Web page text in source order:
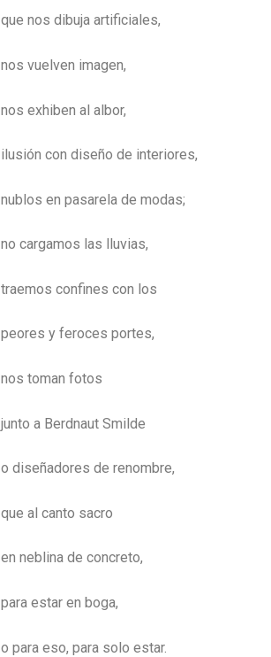
que nos dibuja artificiales,
nos vuelven imagen,
nos exhiben al albor,
ilusión con diseño de interiores,
nublos en pasarela de modas;
no cargamos las lluvias,
traemos confines con los
peores y feroces portes,
nos toman fotos
junto a Berdnaut Smilde
o diseñadores de renombre,
que al canto sacro
en neblina de concreto,
para estar en boga,
o para eso, para solo estar.